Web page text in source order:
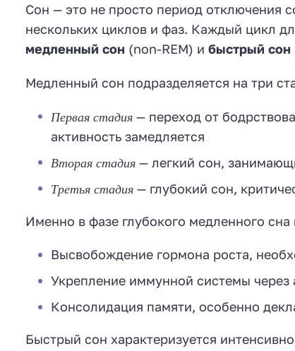
Сон — это не просто период отключения
нескольких циклов и фаз. Каждый цикл
медленный сон (non-REM) и быстрый сон
Медленный сон подразделяется на три
Первая стадия — переход от
активность замедляется
Вторая стадия — легкий сон,
Третья стадия — глубокий сон,
Именно в фазе глубокого медленного
Высвобождение гормона роста,
Укрепление иммунной системы
Консолидация памяти, особенно
Быстрый сон характеризуется